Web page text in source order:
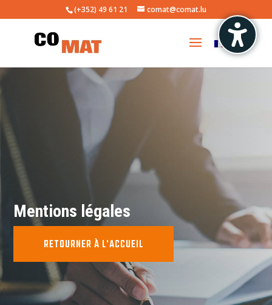
(+352) 49 61 21 comat@comat.lu
Mentions légales
RETOURNER À L'ACCUEIL